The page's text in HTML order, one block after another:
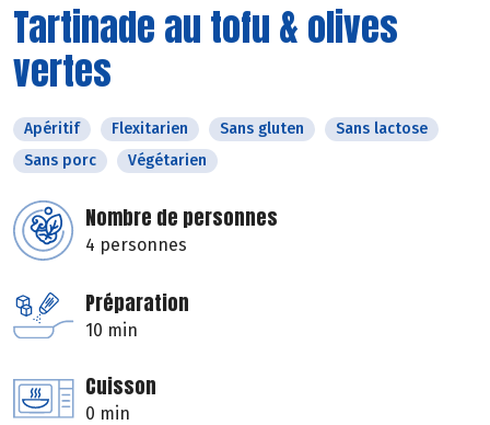
Tartinade au tofu & olives
vertes
Apéritif Flexitarien Sans gluten
Sans lactose
Sans porc
Végétarien
Nombre de personnes
4 personnes
Préparation
10 min
Cuisson
0 min